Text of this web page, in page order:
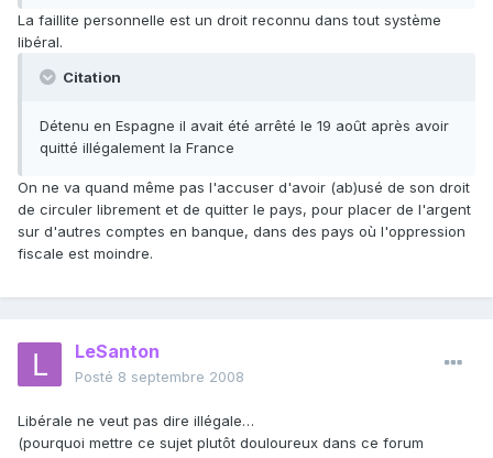
La faillite personnelle est un droit reconnu dans tout système
libéral.
Citation
Détenu en Espagne il avait été arrêté le 19 août après avoir
quitté illégalement la France
On ne va quand même pas l'accuser d'avoir (ab)usé de son droit
de circuler librement et de quitter le pays, pour placer de l'argent
sur d'autres comptes en banque, dans des pays où l'oppression
fiscale est moindre.
LeSanton
Posté 8 septembre 2008
Libérale ne veut pas dire illégale…
(pourquoi mettre ce sujet plutôt douloureux dans ce forum